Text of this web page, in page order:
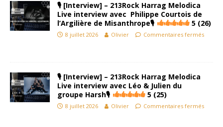
🎙 [Interview] – 213Rock Harrag Melodica
Live interview avec Philippe Courtois de
l’Argilière de Misanthrope🎙
5 (26)
8 juillet 2026 Olivier Commentaires fermés
🎙 [Interview] – 213Rock Harrag Melodica
Live interview avec Léo & Julien du
groupe Harsh🎙
5 (25)
8 juillet 2026 Olivier Commentaires fermés